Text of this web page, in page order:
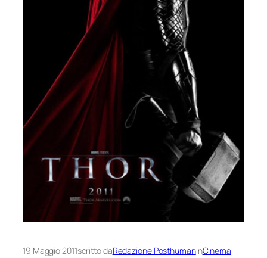
19 Maggio 2011scritto daRedazione PosthumaninCinema